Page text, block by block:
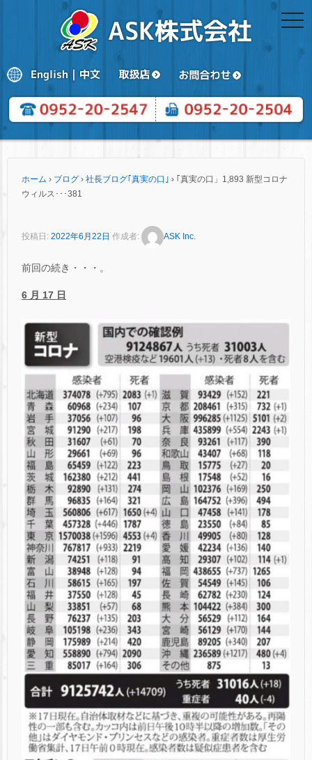
ホーム › ブログ › 社長ブログ｢真実の口｣ › ｢真実の口」1,893 新型コロナ
ウィルス･･･381
投稿日: 2022年6月22日 作成者: ASK Inc.
前回の続き・・・。
6 月 17 日